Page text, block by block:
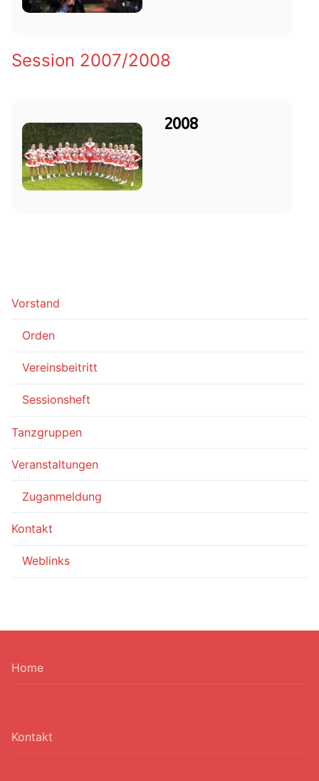
Session 2007/2008
2008
Vorstand
Orden
Vereinsbeitritt
Sessionsheft
Tanzgruppen
Veranstaltungen
Zuganmeldung
Kontakt
Weblinks
Home
Kontakt